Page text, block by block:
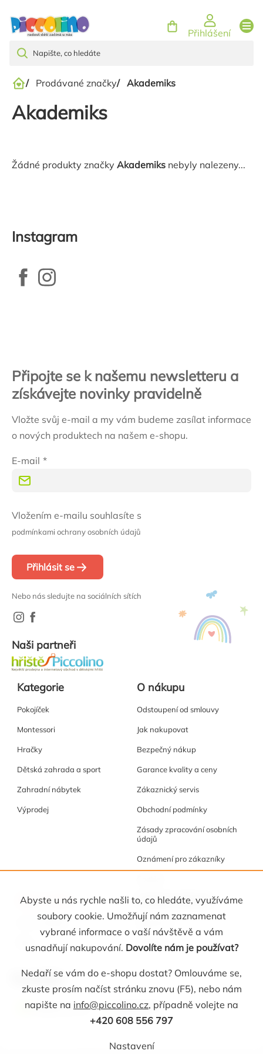
Abyste u nás rychle našli to, co hledáte, využíváme
soubory cookie. Umožňují nám zaznamenat
vybrané informace o vaší návštěvě a vám
usnadňují nakupování. Dovolíte nám je používat?
Nedaří se vám do e-shopu dostat? Omlouváme se,
zkuste prosím načíst stránku znovu (F5), nebo nám
napište na info@piccolino.cz, případně volejte na
+420 608 556 797
Nastavení
Přihlášení
Domů
/ Prodávané značky/ Akademiks
Akademiks
Žádné produkty značky Akademiks nebyly nalezeny...
Instagram
Připojte se k našemu newsletteru a
získávejte novinky pravidelně
Vložte svůj e-mail a my vám budeme zasílat informace
o nových produktech na našem e-shopu.
E-mail
Vložením e-mailu souhlasíte s
podmínkami ochrany osobních údajů
Přihlásit se
Nebo nás sledujte na sociálních sítích
Naši partneři
Kategorie
Pokojíček
Montessori
Hračky
Dětská zahrada a sport
Zahradní nábytek
Výprodej
O nákupu
Odstoupení od smlouvy
Jak nakupovat
Bezpečný nákup
Garance kvality a ceny
Zákaznický servis
Obchodní podmínky
Zásady zpracování osobních
údajů
Oznámení pro zákazníky
Akce a tipy
Akční nabídka
Osobní kabinet
Registrace
Oblíbené
Kontakt
info@piccolino.cz 608 556 797